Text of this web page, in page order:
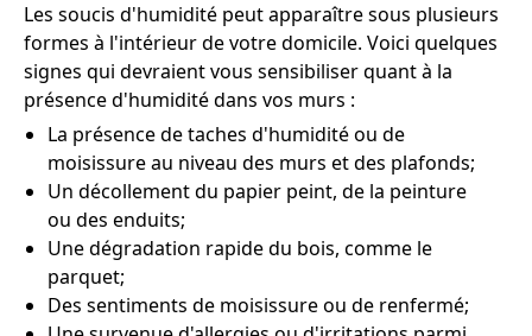
Les soucis d'humidité peut apparaître sous plusieurs
formes à l'intérieur de votre domicile. Voici quelques
signes qui devraient vous sensibiliser quant à la
présence d'humidité dans vos murs :
La présence de taches d'humidité ou de
moisissure au niveau des murs et des plafonds;
Un décollement du papier peint, de la peinture
ou des enduits;
Une dégradation rapide du bois, comme le
parquet;
Des sentiments de moisissure ou de renfermé;